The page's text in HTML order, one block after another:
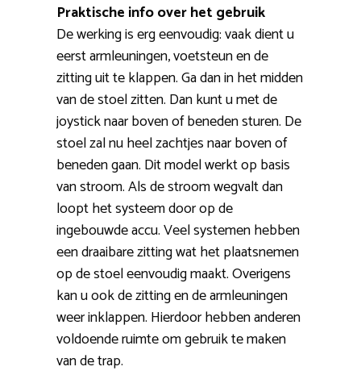
Praktische info over het gebruik
De werking is erg eenvoudig: vaak dient u
eerst armleuningen, voetsteun en de
zitting uit te klappen. Ga dan in het midden
van de stoel zitten. Dan kunt u met de
joystick naar boven of beneden sturen. De
stoel zal nu heel zachtjes naar boven of
beneden gaan. Dit model werkt op basis
van stroom. Als de stroom wegvalt dan
loopt het systeem door op de
ingebouwde accu. Veel systemen hebben
een draaibare zitting wat het plaatsnemen
op de stoel eenvoudig maakt. Overigens
kan u ook de zitting en de armleuningen
weer inklappen. Hierdoor hebben anderen
voldoende ruimte om gebruik te maken
van de trap.